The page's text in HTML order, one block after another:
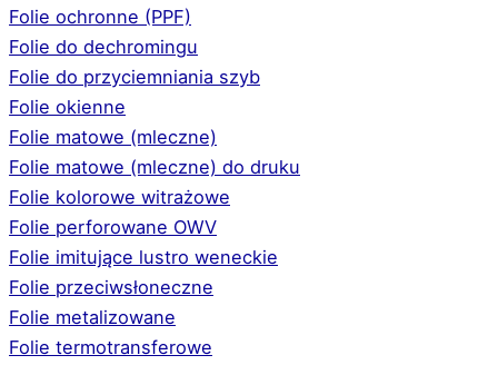
Folie ochronne (PPF)
Folie do dechromingu
Folie do przyciemniania szyb
Folie okienne
Folie matowe (mleczne)
Folie matowe (mleczne) do druku
Folie kolorowe witrażowe
Folie perforowane OWV
Folie imitujące lustro weneckie
Folie przeciwsłoneczne
Folie metalizowane
Folie termotransferowe